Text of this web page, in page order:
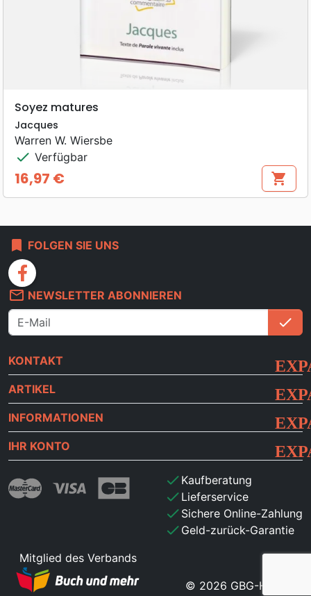
Soyez matures
Jacques
Warren W. Wiersbe
check Verfügbar
Preis
16,97 € shopping_cart
bookmark FOLGEN SIE UNS
facebook
mail_outline NEWSLETTER ABONNIEREN
check
KONTAKT
ARTIKEL
INFORMATIONEN
IHR KONTO
check Kaufberatung
check Lieferservice
check Sichere Online-Zahlung
check Geld-zurück-Garantie
Mitglied des Verbands
© 2026 GBG-HdB